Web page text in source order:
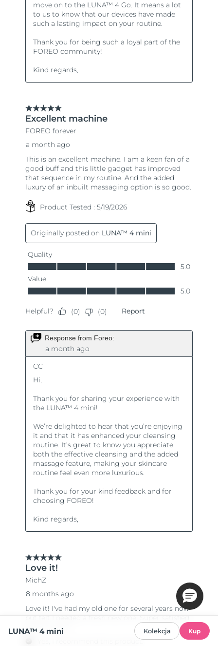
LUNA™ 4 mini Kolekcja Kup